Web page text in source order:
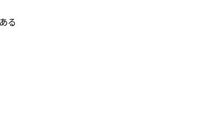
る